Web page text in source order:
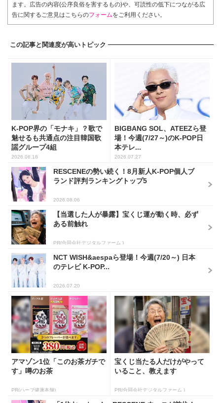
ます。広告の内容(公序良俗を害するもの)や、可読性の低下につながる広
告に関するご意見はこちらのフォームをご利用ください。
この記事と関連度が高いトピック
K-POP界の「モナキ」？歌で
魅せるも共通点の注目韓国歌
謡グループ4組
2026.06.18
BIGBANG SOL、ATEEZら登
場！今週(7/27～)のK-POP日
本テレ...
2026.07.27
RESCENEの勢い続く！8月新人K-POP個人ブ
ランド評判ランキングトップ5
2026.08.06
【当選した人が暴露】宝くじ運が動く時、必ず
ある前触れ
PR(合同会社デジタルファーム )
NCT WISH&aespaら登場！今週(7/20～) 日本
のテレビ K-POP...
2026.07.20
アマゾン1位「このお茶ガチで
す」噂のお茶
PR(ハーブ健康本舗)
宝くじ当たる人だけがやって
いること、教えます
PR(合同会社デジタルファーム )